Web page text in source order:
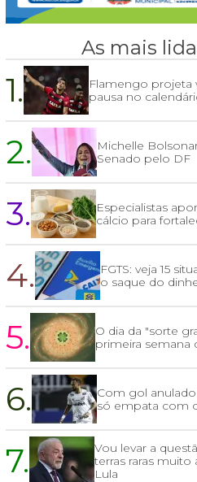
As mais
1.
Flamengo projeta
pausa no
2.
Michelle
Senado pelo DF
3.
Especialistas
cálcio para
4.
FGTS: veja 15
o saque do
5.
O dia da "sorte
primeira semana
6.
Com gol
só empata com
7.
Vou levar a
terras raras muito
Lula